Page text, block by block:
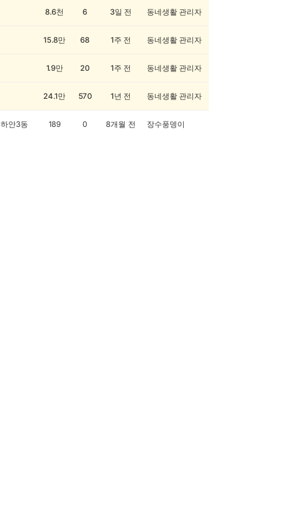
8.6천 6 3일 전 동네생활 관리자
15.8만 68 1주 전 동네생활 관리자
1.9만 20 1주 전 동네생활 관리자
24.1만 570 1년 전 동네생활 관리자
하안3동 189 0 8개월 전 장수풍뎅이